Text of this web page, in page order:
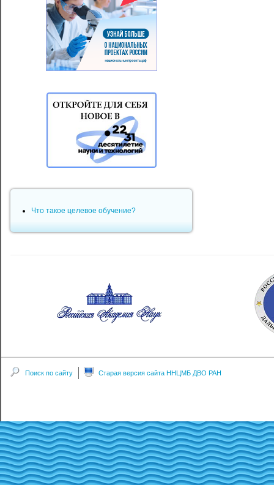
Что такое целевое обучение?
Поиск по сайту Старая версия сайта ННЦМБ ДВО РАН